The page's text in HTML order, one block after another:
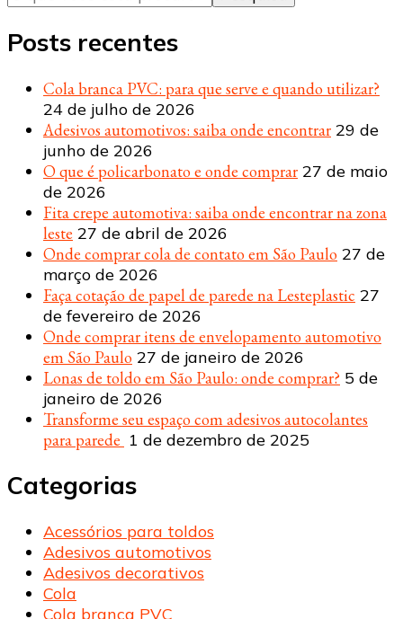
Posts recentes
Cola branca PVC: para que serve e quando utilizar?
24 de julho de 2026
Adesivos automotivos: saiba onde encontrar 29 de
junho de 2026
O que é policarbonato e onde comprar 27 de maio
de 2026
Fita crepe automotiva: saiba onde encontrar na zona
leste 27 de abril de 2026
Onde comprar cola de contato em São Paulo 27 de
março de 2026
Faça cotação de papel de parede na Lesteplastic 27
de fevereiro de 2026
Onde comprar itens de envelopamento automotivo
em São Paulo 27 de janeiro de 2026
Lonas de toldo em São Paulo: onde comprar? 5 de
janeiro de 2026
Transforme seu espaço com adesivos autocolantes
para parede 1 de dezembro de 2025
Categorias
Acessórios para toldos
Adesivos automotivos
Adesivos decorativos
Cola
Cola branca PVC